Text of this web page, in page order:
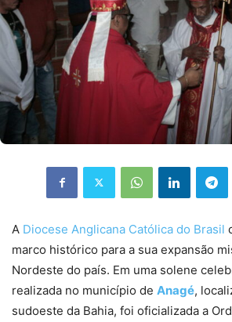
A Diocese Anglicana Católica do Brasil
marco histórico para a sua expansão
Nordeste do país. Em uma solene
realizada no município de Anagé,
sudoeste da Bahia, foi oficializada a